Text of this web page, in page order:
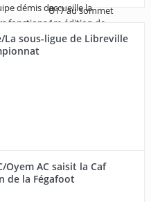
La sous-ligue de Libreville
Oyem AC saisit la Caf
de la Fégafoot